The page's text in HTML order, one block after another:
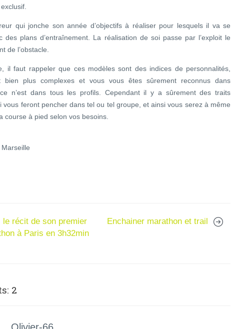
qui jonche son année d’objectifs à réaliser pour lesquels il va se
des plans d’entraînement. La réalisation de soi passe par l’exploit le
de l’obstacle.
il faut rappeler que ces modèles sont des indices de personnalités,
bien plus complexes et vous vous êtes sûrement reconnus dans
n’est dans tous les profils. Cependant il y a sûrement des traits
vous feront pencher dans tel ou tel groupe, et ainsi vous serez à même
course à pied selon vos besoins.
le récit de son premier
à Paris en 3h32min
Enchainer marathon et trail
2